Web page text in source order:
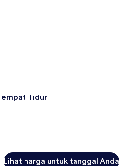
Tidur
Lihat harga untuk tanggal Anda